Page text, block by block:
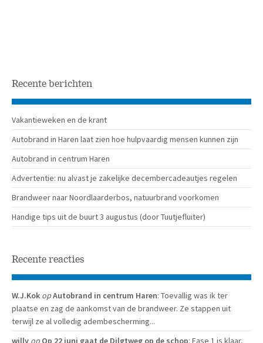
Recente berichten
Vakantieweken en de krant
Autobrand in Haren laat zien hoe hulpvaardig mensen kunnen zijn
Autobrand in centrum Haren
Advertentie: nu alvast je zakelijke decembercadeautjes regelen
Brandweer naar Noordlaarderbos, natuurbrand voorkomen
Handige tips uit de buurt 3 augustus (door Tuutjefluiter)
Recente reacties
W.J.Kok opAutobrand in centrum Haren: Toevallig was ik ter
plaatse en zag de aankomst van de brandweer. Ze stappen uit
terwijl ze al volledig adembescherming...
willy op Op 22 juni gaat de Dilgtweg op de schop: Fase 1 is klaar,